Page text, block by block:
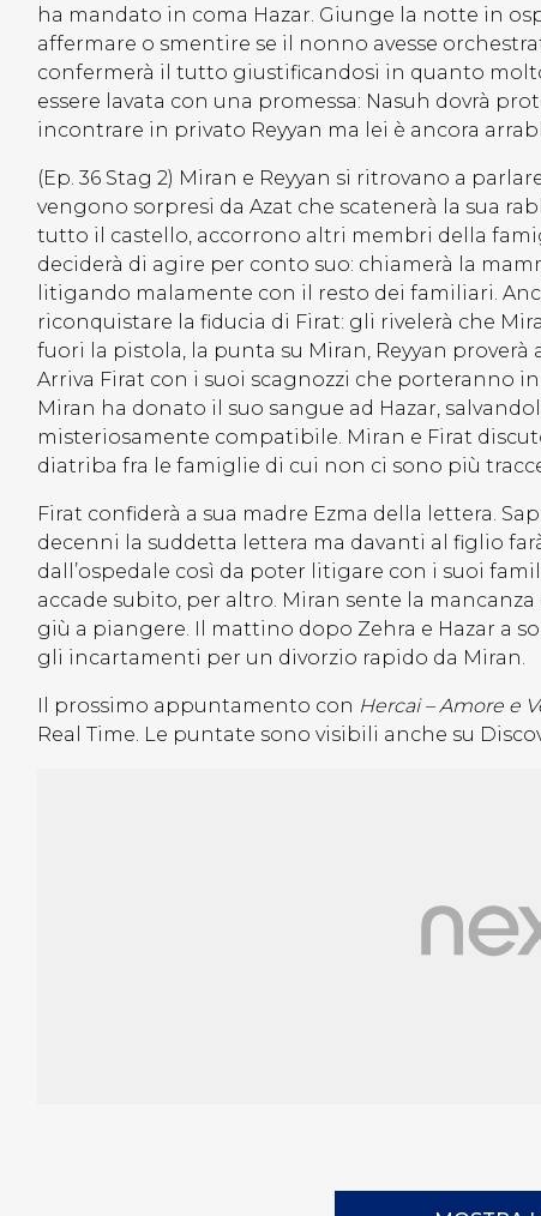
ha mandato in coma Hazar. Giunge la notte in
affermare o smentire se il nonno avesse
confermerà il tutto giustificandosi in quanto
essere lavata con una promessa: Nasuh dovrà
incontrare in privato Reyyan ma lei è ancora
(Ep. 36 Stag 2) Miran e Reyyan si ritrovano a
vengono sorpresi da Azat che scatenerà la sua
tutto il castello, accorrono altri membri della
deciderà di agire per conto suo: chiamerà la
litigando malamente con il resto dei familiari.
riconquistare la fiducia di Firat: gli rivelerà che
fuori la pistola, la punta su Miran, Reyyan
Arriva Firat con i suoi scagnozzi che porteranno
Miran ha donato il suo sangue ad Hazar,
misteriosamente compatibile. Miran e Firat
diatriba fra le famiglie di cui non ci sono più
Firat confiderà a sua madre Ezma della lettera.
decenni la suddetta lettera ma davanti al figlio
dall’ospedale così da poter litigare con i suoi
accade subito, per altro. Miran sente la mancanza
giù a piangere. Il mattino dopo Zehra e Hazar a
gli incartamenti per un divorzio rapido da Miran.
Il prossimo appuntamento con Hercai – Amore e
Real Time. Le puntate sono visibili anche su